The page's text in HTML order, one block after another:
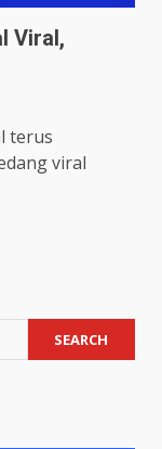
Viral,
terus
viral
SEARCH